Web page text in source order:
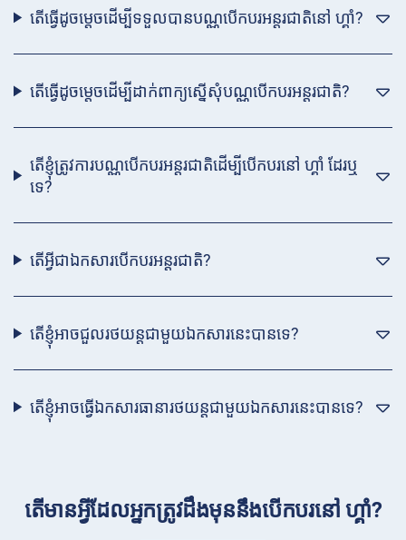
តើធ្វើដូចម្តេចដើម្បីទទួលបានបណ្ណបើកបរអន្ដរជាតិនៅ ហ្គាំ?
តើធ្វើដូចម្តេចដើម្បីដាក់ពាក្យស្នើសុំបណ្ណបើកបរអន្ដរជាតិ?
តើខ្ញុំត្រូវការបណ្ណបើកបរអន្ដរជាតិដើម្បីបើកបរនៅ ហ្គាំ ដែរឬ
ទេ?
តើអ្វីជាឯកសារបើកបរអន្ដរជាតិ?
តើខ្ញុំអាចជួលរថយន្តជាមួយឯកសារនេះបានទេ?
តើខ្ញុំអាចធ្វើឯកសារធានារថយន្តជាមួយឯកសារនេះបានទេ?
តើមានអ្វីដែលអ្នកត្រូវដឹងមុននឹងបើកបរនៅ ហ្គាំ?